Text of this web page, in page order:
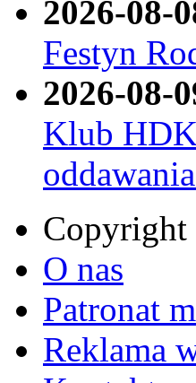
2026-08-
Festyn
2026-08-
Klub HDK
O nas
Patronat
Reklama